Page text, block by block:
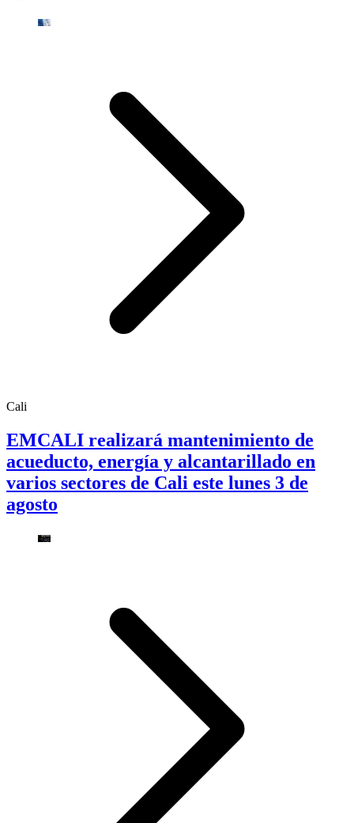
Cali
EMCALI realizará mantenimiento de
acueducto, energía y alcantarillado en
varios sectores de Cali este lunes 3 de
agosto